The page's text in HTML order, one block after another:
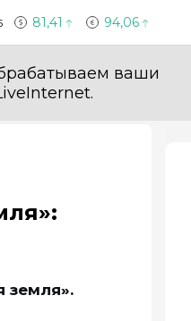
81,41 94,06
ваши
земля».